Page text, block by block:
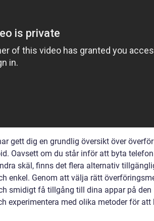
gett dig en grundlig översikt över
Oavsett om du står inför att byta
skäl, finns det flera alternativ
enkel. Genom att välja rätt
smidigt få tillgång till dina appar på den
experimentera med olika metoder för att